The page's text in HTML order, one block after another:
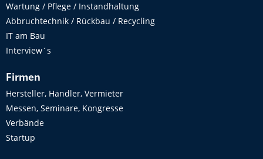
Wartung / Pflege / Instandhaltung
Abbruchtechnik / Rückbau / Recycling
IT am Bau
Interview´s
Firmen
Hersteller, Händler, Vermieter
Messen, Seminare, Kongresse
Verbände
Startup